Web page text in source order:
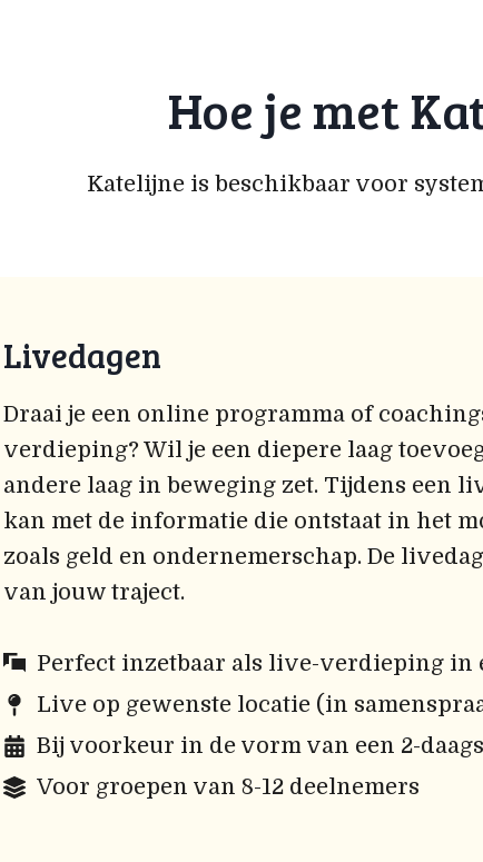
Hoe je met
Katelijne is beschikbaar voor
Livedagen
Draai je een online programma of
verdieping? Wil je een diepere laag
andere laag in beweging zet. Tijdens een
kan met de informatie die ontstaat in het
zoals geld en ondernemerschap. De
van jouw traject.
Perfect inzetbaar als live-verdieping
Live op gewenste locatie (in
Bij voorkeur in de vorm van een 2-
Voor groepen van 8-12 deelnemers